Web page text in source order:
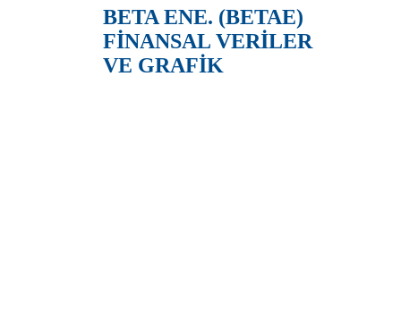
BETA ENE. (BETAE)
FİNANSAL VERİLER
VE GRAFİK